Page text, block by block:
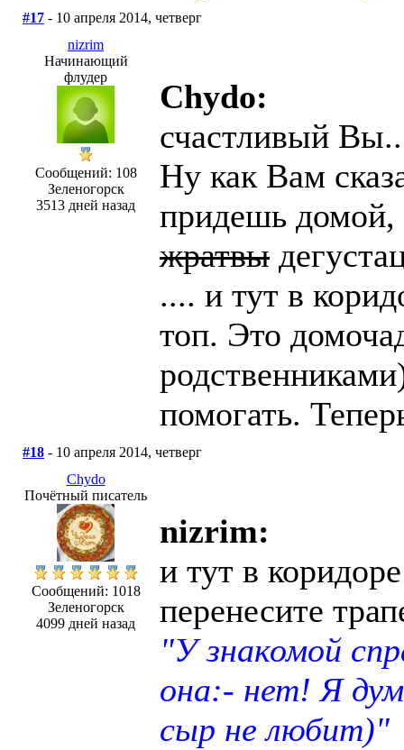
#17 - 10 апреля 2014, четверг
nizrim
Начинающий
флудер
Сообщений: 108
Зеленогорск
3513 дней назад
Chydo:
счастливый
Ну как Вам
придешь домой,
жратвы
.... и тут в
топ. Это
помогать.
#18 - 10 апреля 2014, четверг
Chydo
Почётный писатель
Сообщений: 1018
Зеленогорск
4099 дней назад
nizrim:
и тут в
перенесите
"У знакомой
она:- нет! Я
сыр не любит)"